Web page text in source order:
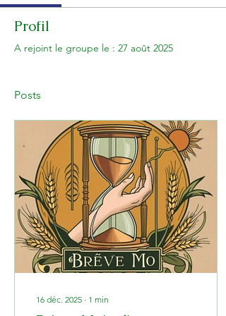
Profil
A rejoint le groupe le : 27 août 2025
Posts
16 déc. 2025 ∙ 1 min